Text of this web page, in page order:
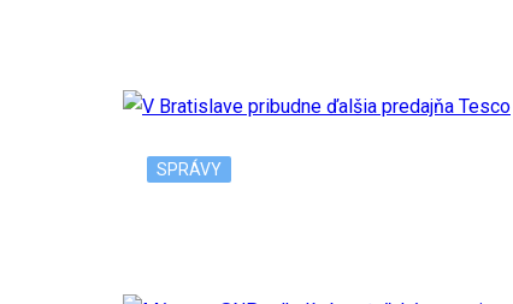
SPRÁVY